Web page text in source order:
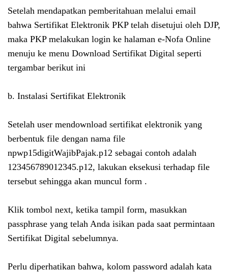
Setelah mendapatkan pemberitahuan melalui email
bahwa Sertifikat Elektronik PKP telah disetujui oleh DJP,
maka PKP melakukan login ke halaman e-Nofa Online
menuju ke menu Download Sertifikat Digital seperti
tergambar berikut ini
b. Instalasi Sertifikat Elektronik
Setelah user mendownload sertifikat elektronik yang
berbentuk file dengan nama file
npwp15digitWajibPajak.p12 sebagai contoh adalah
123456789012345.p12, lakukan eksekusi terhadap file
tersebut sehingga akan muncul form .
Klik tombol next, ketika tampil form, masukkan
passphrase yang telah Anda isikan pada saat permintaan
Sertifikat Digital sebelumnya.
Perlu diperhatikan bahwa, kolom password adalah kata